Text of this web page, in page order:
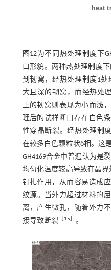
heat
图12为不同热处理制度下
口形貌。两种热处理制度
到韧窝，经热处理制度1处
大且深的韧窝，而经热处
上的韧窝则表现为小而浅
理后的试样断口存在白色
性穿晶断裂。经热处理制
在较多白色颗粒状δ相。这
GH4169合金中普遍认为是
均匀化温度较高导致在晶
钉扎作用，从而容易造成
纹源。当外力超过材料的
离，产生微孔，随着外力
接导致断裂
15 。